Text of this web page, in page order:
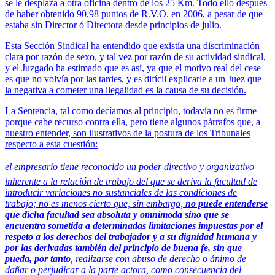
se le desplaza a otra oficina dentro de los 25 Km. Todo ello después
de haber obtenido 90,98 puntos de R.V.O. en 2006, a pesar de que
estaba sin Director ó Directora desde principios de julio.
Esta Sección Sindical ha entendido que existía una discriminación
clara por razón de sexo, y tal vez por razón de su actividad sindical,
y el Juzgado ha estimado que es así, ya que el motivo real del cese
es que no volvía por las tardes, y es difícil explicarle a un Juez que
la negativa a cometer una ilegalidad es la causa de su decisión.
La Sentencia, tal como decíamos al principio, todavía no es firme
porque cabe recurso contra ella, pero tiene algunos párrafos que, a
nuestro entender, son ilustrativos de la postura de los Tribunales
respecto a esta cuestión:
el empresario tiene reconocido un poder directivo y organizativo
inherente a la relación de trabajo del que se deriva la facultad de
introducir variaciones no sustanciales de las condiciones de
trabajo; no es menos cierto que, sin embargo, no puede entenderse
que dicha facultad sea absoluta y omnímoda sino que se
encuentra sometida a determinadas limitaciones impuestas por el
respeto a los derechos del trabajador y a su dignidad humana y
por las derivadas también del principio de buena fe, sin que
pueda, por tanto , realizarse con abuso de derecho o ánimo de
dañar o perjudicar a la parte actora, como consecuencia del